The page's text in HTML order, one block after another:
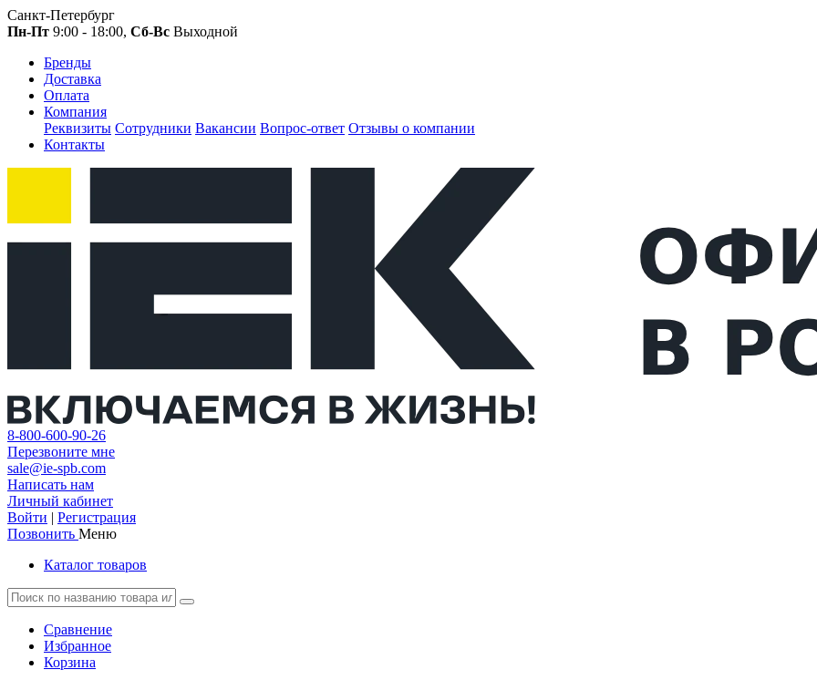
Санкт-Петербург
Пн-Пт 9:00 - 18:00, Сб-Вс Выходной
Бренды
Доставка
Оплата
Компания
Реквизиты Сотрудники Вакансии Вопрос-ответ Отзывы о компании
Контакты
8-800-600-90-26
Перезвоните мне
sale@ie-spb.com
Написать нам
Личный кабинет
Войти | Регистрация
Позвонить Меню
Каталог товаров
Сравнение
Избранное
Корзина